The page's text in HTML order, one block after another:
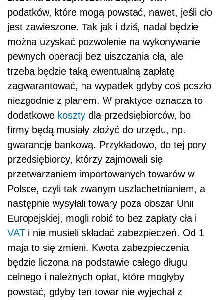
podatków, które mogą powstać, nawet, jeśli cło
jest zawieszone. Tak jak i dziś, nadal będzie
można uzyskać pozwolenie na wykonywanie
pewnych operacji bez uiszczania cła, ale
trzeba będzie taką ewentualną zapłatę
zagwarantować, na wypadek gdyby coś poszło
niezgodnie z planem. W praktyce oznacza to
dodatkowe koszty dla przedsiębiorców, bo
firmy będą musiały złożyć do urzędu, np.
gwarancję bankową. Przykładowo, do tej pory
przedsiębiorcy, którzy zajmowali się
przetwarzaniem importowanych towarów w
Polsce, czyli tak zwanym uszlachetnianiem, a
następnie wysyłali towary poza obszar Unii
Europejskiej, mogli robić to bez zapłaty cła i
VAT i nie musieli składać zabezpieczeń. Od 1
maja to się zmieni. Kwota zabezpieczenia
będzie liczona na podstawie całego długu
celnego i należnych opłat, które mogłyby
powstać, gdyby ten towar nie wyjechał z